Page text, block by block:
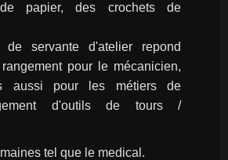
papier, des crochets de
servante d'atelier repond
pour le mécanicien,
aussi pour les métiers de
d'outils de tours /
tel que le medical.